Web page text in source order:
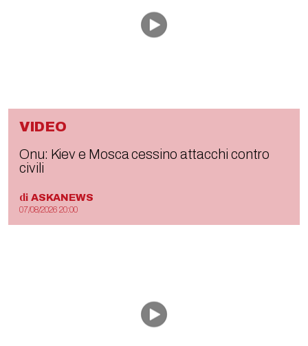
VIDEO
Onu: Kiev e Mosca cessino attacchi contro
civili
di ASKANEWS
07/08/2026 20:00